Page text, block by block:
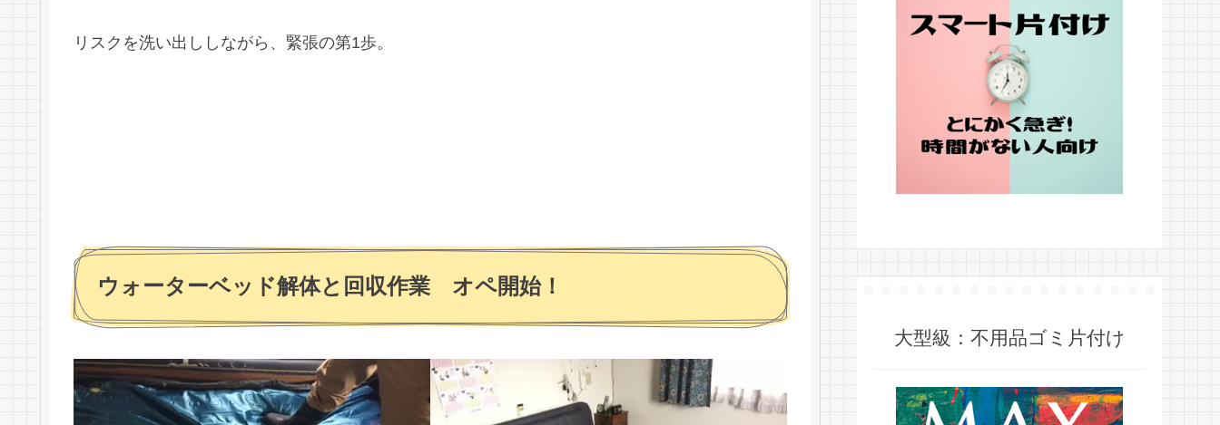
リスクを洗い出ししながら、緊張の第1歩。
ウォーターベッド解体と回収作業 オペ開始！
大型級：不用品ゴミ片付け